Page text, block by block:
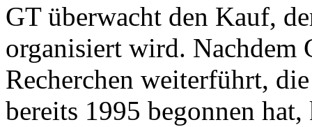
GT überwacht den Kauf,
organisiert wird. Nachdem
Recherchen weiterführt,
bereits 1995 begonnen